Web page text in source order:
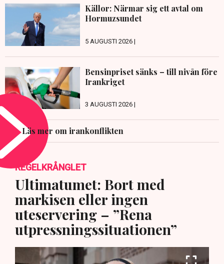
Källor: Närmar sig ett avtal om
Hormuzsundet
5 AUGUSTI 2026 |
Bensinpriset sänks – till nivån före
Irankriget
3 AUGUSTI 2026 |
Läs mer om irankonflikten
REGELKRÅNGLET
Ultimatumet: Bort med
markisen eller ingen
uteservering – ”Rena
utpressningssituationen”